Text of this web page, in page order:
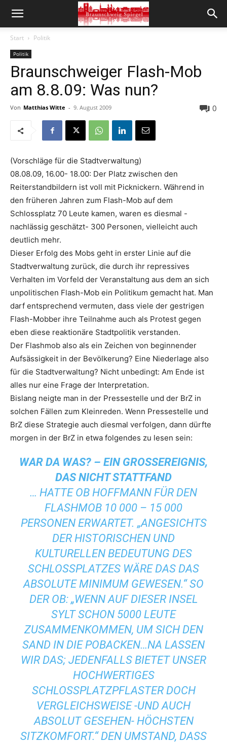
Start Politik
Politik
Braunschweiger Flash-Mob
am 8.8.09: Was nun?
Von Matthias Witte - 9. August 2009 0
(Vorschläge für die Stadtverwaltung)
08.08.09, 16.00- 18.00: Der Platz zwischen den
Reiterstandbildern ist voll mit Picknickern. Während in
den früheren Jahren zum Flash-Mob auf dem
Schlossplatz 70 Leute kamen, waren es diesmal -
nachlässig geschätzt- 300 Personen, vielleicht auch
deutlich mehr.
Dieser Erfolg des Mobs geht in erster Linie auf die
Stadtverwaltung zurück, die durch ihr repressives
Verhalten im Vorfeld der Veranstaltung aus dem an sich
unpolitischen Flash-Mob ein Politikum gemacht hat. Man
darf entsprechend vermuten, dass viele der gestrigen
Flash-Mobber ihre Teilnahme auch als Protest gegen
eben diese reaktionäre Stadtpolitik verstanden.
Der Flashmob also als ein Zeichen von beginnender
Aufsässigkeit in der Bevölkerung? Eine Niederlage also
für die Stadtverwaltung? Nicht unbedingt: Am Ende ist
alles nur eine Frage der Interpretation.
Bislang neigte man in der Pressestelle und der BrZ in
solchen Fällen zum Kleinreden. Wenn Pressestelle und
BrZ diese Strategie auch diesmal verfolgen, dann dürfte
morgen in der BrZ in etwa folgendes zu lesen sein:
WAR DA WAS? – EIN GROSSEREIGNIS, D
AS NICHT STATTFAND
… HATTE OB HOFFMANN FÜR DEN
FLASHMOB 10 000 – 15 000
PERSONEN ERWARTET. „ANGESICHTS
DER HISTORISCHEN UND
KULTURELLEN BEDEUTUNG DES
SCHLOSSPLATZES WÄRE DAS DAS
ABSOLUTE MINIMUM GEWESEN.“ SO
DER OB: „WENN AUF DIESER INSEL
SYLT SCHON 5000 LEUTE
ZUSAMMENKOMMEN, UM SICH DEN
SAND IN DIE POBACKEN…NA LASSEN
WIR DAS; JEDENFALLS BIETET UNSER
HOCHWERTIGES
SCHLOSSPLATZPFLASTER DOCH
VERGLEICHSWEISE -UND AUCH
ABSOLUT GESEHEN- HÖCHSTEN
SITZKOMFORT.“ DEN UMSTAND, DASS